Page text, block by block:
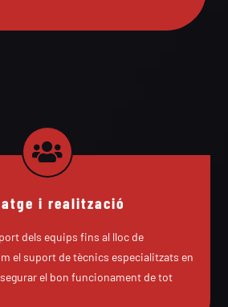
i realització
dels equips fins al lloc de
el suport de tècnics especialitzats en
el bon funcionament de tot